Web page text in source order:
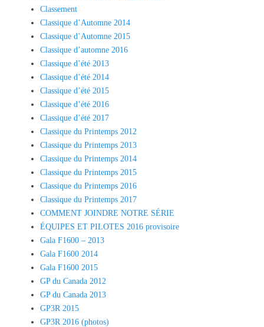
Classement
Classique d’Automne 2014
Classique d’Automne 2015
Classique d’automne 2016
Classique d’été 2013
Classique d’été 2014
Classique d’été 2015
Classique d’été 2016
Classique d’été 2017
Classique du Printemps 2012
Classique du Printemps 2013
Classique du Printemps 2014
Classique du Printemps 2015
Classique du Printemps 2016
Classique du Printemps 2017
COMMENT JOINDRE NOTRE SÉRIE
ÉQUIPES ET PILOTES 2016 provisoire
Gala F1600 – 2013
Gala F1600 2014
Gala F1600 2015
GP du Canada 2012
GP du Canada 2013
GP3R 2015
GP3R 2016 (photos)